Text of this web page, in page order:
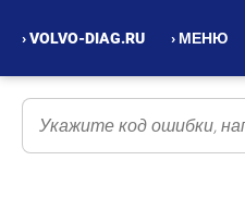
› VOLVO-DIAG.RU › МЕНЮ